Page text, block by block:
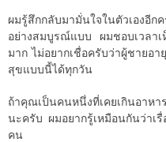
ผมรู้สึกกลับมามั่นใจในตัวเองอีก
อย่างสมบูรณ์แบบ ผมชอบเวลาเ
มาก ไม่อยากเชื่อครับว่าผู้ชายอ
สุขแบบนี้ได้ทุกวัน
ถ้าคุณเป็นคนหนึ่งที่เคยเกินอาห
นะครับ ผมอยากรู้เหมือนกันว่าเ
คน